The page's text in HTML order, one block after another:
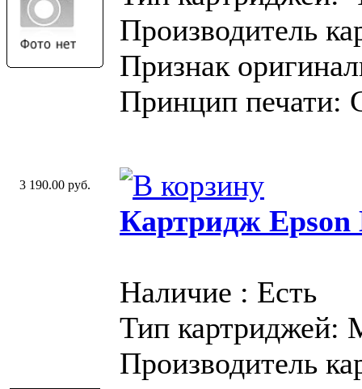
Производитель
Признак
Принцип печати:
3 190.00 руб.
Картридж Epson
Наличие : Есть
Тип картриджей:
Производитель